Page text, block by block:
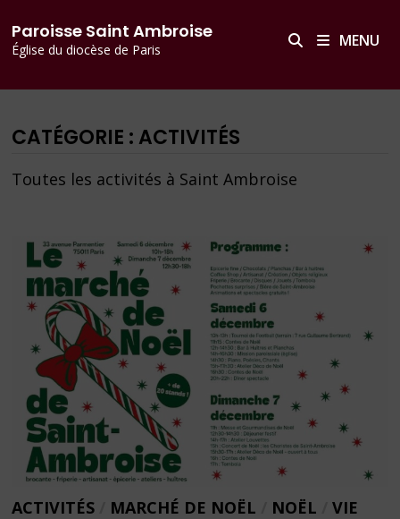
principal
au
contenu
Paroisse Saint Ambroise
Église du diocèse de Paris MENU
CATÉGORIE : ACTIVITÉS
Toutes les activités à Saint Ambroise
ACTIVITÉS MARCHÉ DE NOËL NOËL /VIE